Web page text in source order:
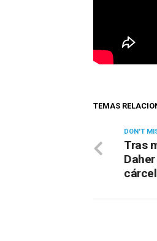
TEMAS
DON'T
Tras
cárcel